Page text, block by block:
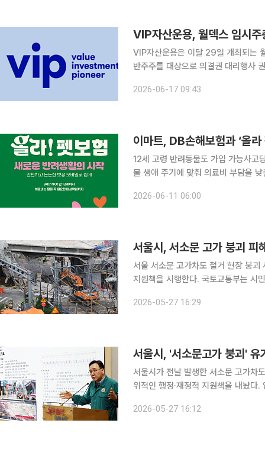
VIP자산운용, 월덱스 임시
VIP자산운용은 이달 29일 개최되는
반주주를 대상으로 의결권 대리행사 권유에 나선다고
치다. 월덱스 지분 15.6%를 보유한
2026-06-17 09:43
이마트, DB손해보험과 ‘올라
12세 고령 반려동물도 가입 가능사고당 최대 700만원 보장 이
물 생애 주기에 맞춰 의료비 부담을 낮춘 보험 상품
을 진행한다. 이번 상품은 복잡한 특
2026-06-11 06:00
서울시, 서소문 고가 붕괴
서울 서소문 고가차도 철거 현장 붕괴
지원책을 시행한다. 국토교통부는 시
2026-05-27 16:29
서울시, '서소문고가 붕괴'
서울시가 전날 발생한 서소문 고가차
위적인 행정·재정적 지원책을 내놨다. 임춘근 서울시 도시기반시설본부장은 27일 오후 서울시청 브
인해 유명을 달리한 분들의 명복을 빌
2026-05-27 16:12